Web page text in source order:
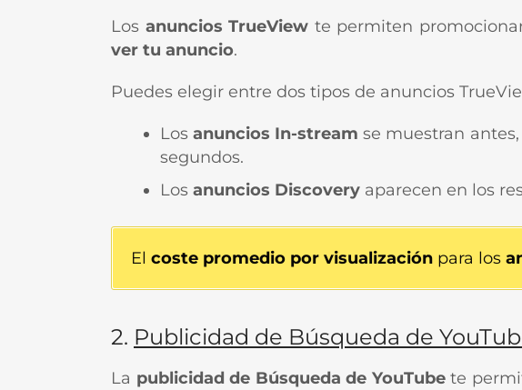
Los anuncios TrueView te permiten
ver tu anuncio.
Puedes elegir entre dos tipos de anuncios
Losanuncios In-stream se muestran
segundos.
Los anuncios Discovery aparecen en los
El coste promedio por visualización para los
2. Publicidad de Búsqueda de
La publicidad de Búsqueda de YouTubete